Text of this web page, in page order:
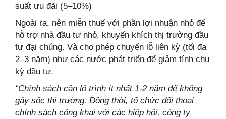
suất ưu đãi (5–10%)
Ngoài ra, nên miễn thuế với phần lợi nhuận nhỏ để
hỗ trợ nhà đầu tư nhỏ, khuyến khích thị trường đầu
tư đại chúng. Và cho phép chuyển lỗ liên kỳ (tối đa
2–3 năm) như các nước phát triển để giảm tính chu
kỳ đầu tư.
“Chính sách cần lộ trình ít nhất 1-2 năm để không
gây sốc thị trường. Đồng thời, tổ chức đối thoại
chính sách công khai với các hiệp hội, công ty